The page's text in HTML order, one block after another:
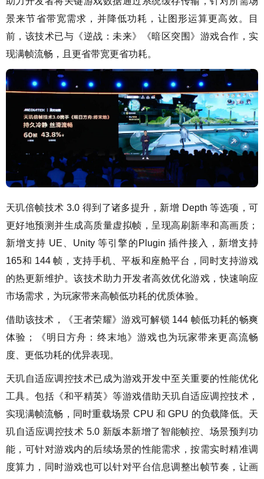
景来节省带宽需求，并降低功耗，让图形运算更高效。目
前，该技术已与《逆战：未来》《暗区突围》游戏合作，实
现满帧流畅，且更省带宽更省功耗。
天玑倍帧技术 3.0 得到了诸多提升，新增 Depth 等选项，可
更好地预测并生成高质量虚拟帧，呈现高刷新率和高画质；
新增支持 UE、Unity 等引擎的Plugin 插件接入，新增支持
165和 144 帧，支持手机、平板和座舱平台，同时支持游戏
的热更新维护。该技术助力开发者高效优化游戏，快速响应
市场需求，为玩家带来高帧低功耗的优质体验。
借助该技术，《王者荣耀》游戏可解锁 144 帧低功耗的畅爽
体验；《明日方舟：终末地》游戏也为玩家带来更高流畅
度、更低功耗的优异表现。
天玑自适应调控技术已成为游戏开发中至关重要的性能优化
工具。包括《和平精英》等游戏借助天玑自适应调控技术，
实现满帧流畅，同时重载场景 CPU 和 GPU 的负载降低。天
玑自适应调控技术 5.0 新版本新增了智能帧控、场景预判功
能，可针对游戏内的后续场景的性能需求，按需实时精准调
度算力，同时游戏也可以针对平台信息调整出帧节奏，让画